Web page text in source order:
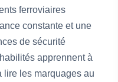
ferroviaires
constante et une
de sécurité
apprennent à
lire les marquages au